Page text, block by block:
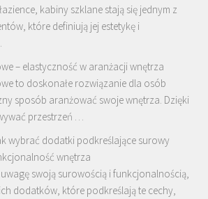
kabiny szklane stają się jednym z
które definiują jej estetykę i
– elastyczność w aranżacji wnętrza
to doskonałe rozwiązanie dla osób
sposób aranżować swoje wnętrza. Dzięki
przestrzeń …
wybrać dodatki podkreślające surowy
wnętrza
swoją surowością i funkcjonalnością,
dodatków, które podkreślają te cechy,